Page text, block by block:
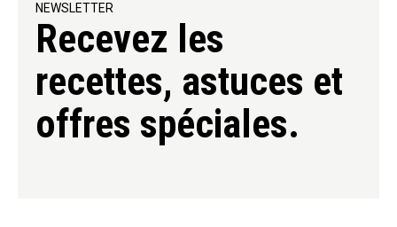
NEWSLETTER
Recevez les
recettes, astuces et
offres spéciales.